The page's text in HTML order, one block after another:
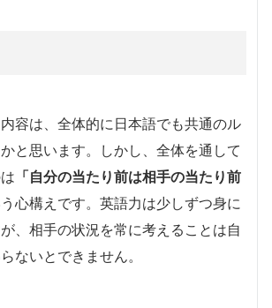
容は、全体的に日本語でも共通のル
と思います。しかし、全体を通して
「自分の当たり前は相手の当たり前
心構えです。英語力は少しずつ身に
、相手の状況を常に考えることは自
ないとできません。